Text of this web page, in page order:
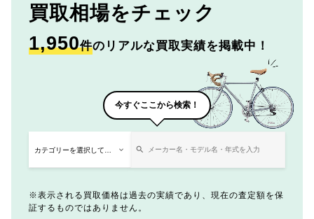
買取相場をチェック
1,950件のリアルな買取実績を掲載中！
今すぐここから検索！
表示される買取価格は過去の実績であり、現在の査定額を保
証するものではありません。